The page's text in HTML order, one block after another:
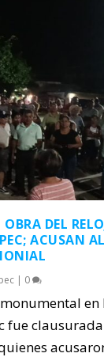
DEL
ACUSAN
| 0
en
fue